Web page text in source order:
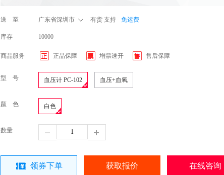
送 至 广东省深圳市 有货 支持 免运费
库存 10000
商品服务 正品保障 增票速开 售后保障
型 号 血压计 PC-102 血压+血氧
颜 色 白色
数量
领券下单 获取报价 在线咨询